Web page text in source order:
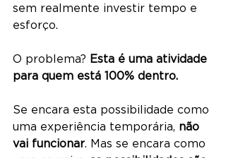
sem realmente investir tempo e
esforço.
O problema? Esta é uma atividade
para quem está 100% dentro.
Se encara esta possibilidade como
uma experiência temporária, não
vai funcionar. Mas se encara como